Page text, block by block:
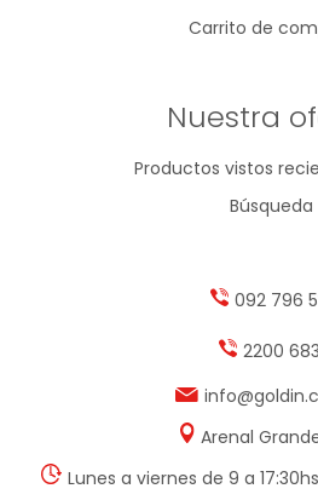
Carrito de
Nuestra
Productos vistos
Búsqueda
092 796
2200
Arenal
Lunes a viernes de 9 a